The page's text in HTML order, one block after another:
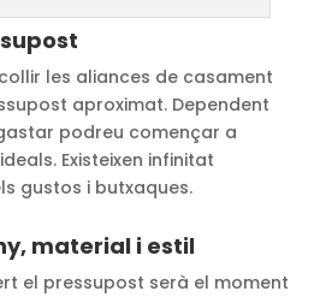
les aliances de casament
aproximat. Dependent
podreu començar a
Existeixen infinitat
gustos i butxaques.
material i estil
el pressupost serà el moment